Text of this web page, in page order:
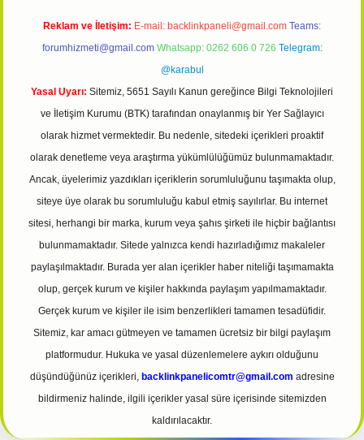
Reklam ve İletişim: E-mail: backlinkpaneli@gmail.com Teams:
forumhizmeti@gmail.com Whatsapp: 0262 606 0 726 Telegram:
@karabul
Yasal Uyarı: Sitemiz, 5651 Sayılı Kanun gereğince Bilgi Teknolojileri
ve İletişim Kurumu (BTK) tarafından onaylanmış bir Yer Sağlayıcı
olarak hizmet vermektedir. Bu nedenle, sitedeki içerikleri proaktif
olarak denetleme veya araştırma yükümlülüğümüz bulunmamaktadır.
Ancak, üyelerimiz yazdıkları içeriklerin sorumluluğunu taşımakta olup,
siteye üye olarak bu sorumluluğu kabul etmiş sayılırlar. Bu internet
sitesi, herhangi bir marka, kurum veya şahıs şirketi ile hiçbir bağlantısı
bulunmamaktadır. Sitede yalnızca kendi hazırladığımız makaleler
paylaşılmaktadır. Burada yer alan içerikler haber niteliği taşımamakta
olup, gerçek kurum ve kişiler hakkında paylaşım yapılmamaktadır.
Gerçek kurum ve kişiler ile isim benzerlikleri tamamen tesadüfidir.
Sitemiz, kar amacı gütmeyen ve tamamen ücretsiz bir bilgi paylaşım
platformudur. Hukuka ve yasal düzenlemelere aykırı olduğunu
düşündüğünüz içerikleri, backlinkpanelicomtr@gmail.com adresine
bildirmeniz halinde, ilgili içerikler yasal süre içerisinde sitemizden
kaldırılacaktır.